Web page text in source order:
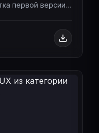
первой версии